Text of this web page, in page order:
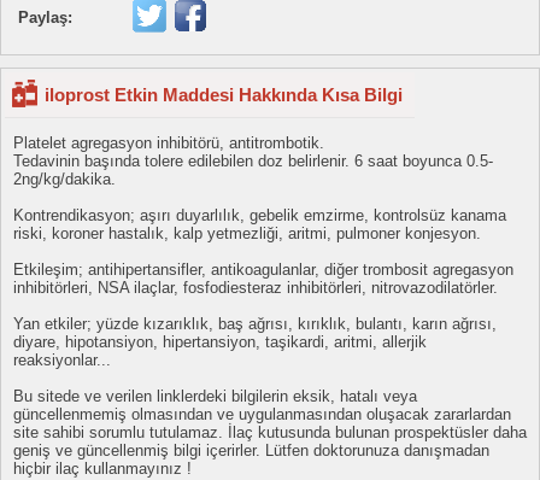
Paylaş:
iloprost Etkin Maddesi Hakkında Kısa Bilgi
Platelet agregasyon inhibitörü, antitrombotik.
Tedavinin başında tolere edilebilen doz belirlenir. 6 saat boyunca 0.5-
2ng/kg/dakika.
Kontrendikasyon; aşırı duyarlılık, gebelik emzirme, kontrolsüz kanama
riski, koroner hastalık, kalp yetmezliği, aritmi, pulmoner konjesyon.
Etkileşim; antihipertansifler, antikoagulanlar, diğer trombosit agregasyon
inhibitörleri, NSA ilaçlar, fosfodiesteraz inhibitörleri, nitrovazodilatörler.
Yan etkiler; yüzde kızarıklık, baş ağrısı, kırıklık, bulantı, karın ağrısı,
diyare, hipotansiyon, hipertansiyon, taşikardi, aritmi, allerjik
reaksiyonlar...
Bu sitede ve verilen linklerdeki bilgilerin eksik, hatalı veya
güncellenmemiş olmasından ve uygulanmasından oluşacak zararlardan
site sahibi sorumlu tutulamaz. İlaç kutusunda bulunan prospektüsler daha
geniş ve güncellenmiş bilgi içerirler. Lütfen doktorunuza danışmadan
hiçbir ilaç kullanmayınız !